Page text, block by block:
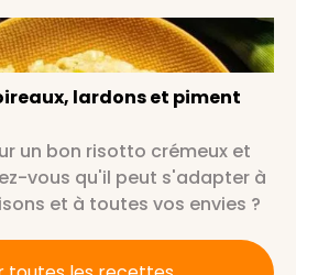
lardons et
lardons et piment
un bon risotto crémeux et
vous qu'il peut s'adapter à
et à toutes vos envies ?